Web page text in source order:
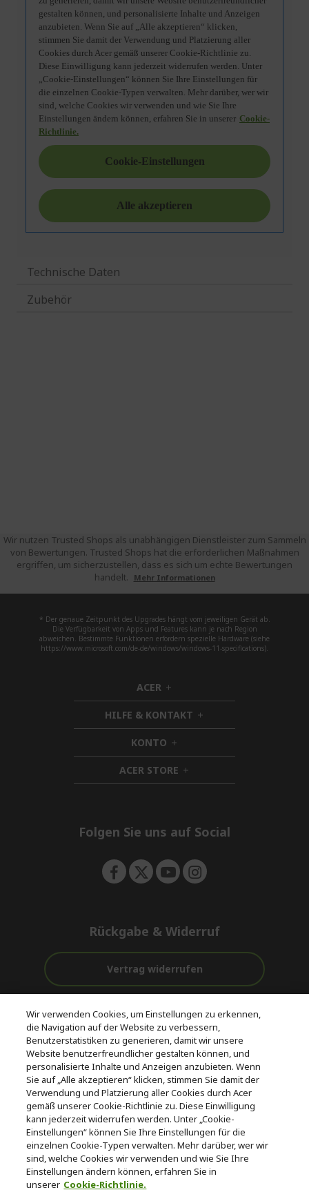
Technische Daten
Zubehör
Wir nutzen Trusted Shops als unabhängigen Dienstleister zum Sammeln
von Bewertungen. Trusted Shops hat die erforderlichen Maßnahmen
ergriffen, um sicherzustellen, dass es sich um echte Bewertungen
handelt.
Mehr Informationen
* Der genaue Zeitpunkt des Upgrades hängt vom jeweiligen Gerät ab.
Die Verfügbarkeit von Apps und Features kann je nach Region
abweichen. Bestimmte Funktionen erfordern spezielle Hardware (siehe
https://www.microsoft.com/de-de/windows/windows-11-specifications).
ACER h
i
d
d
e
n
HILFE & KONTAKT h
i
d
n
KONTO h
i
d
d
ACER STORE h
i
e
Folgen Sie uns auf Social
Rückgabe & Widerruf
Vertrag widerrufen
Kostenloser
Versand
vor und nach
dem Kauf
Zahlung
© 2026 Acer Inc.
CPYou BV ist der autorisierte Wiederverkäufer und Händler der
Produkte und Dienstleistungen, die in diesem Shop angeboten
werden.
Wir verwenden Cookies, um Einstellungen zu erkennen,
die Navigation auf der Website zu verbessern,
Benutzerstatistiken zu generieren, damit wir unsere
Website benutzerfreundlicher gestalten können, und
personalisierte Inhalte und Anzeigen anzubieten. Wenn
Sie auf „Alle akzeptieren“ klicken, stimmen Sie damit der
Verwendung und Platzierung aller Cookies durch Acer
gemäß unserer Cookie-Richtlinie zu. Diese Einwilligung
kann jederzeit widerrufen werden. Unter „Cookie-
Einstellungen“ können Sie Ihre Einstellungen für die
einzelnen Cookie-Typen verwalten. Mehr darüber, wer wir
sind, welche Cookies wir verwenden und wie Sie Ihre
Einstellungen ändern können, erfahren Sie in
unserer Cookie-Richtlinie.